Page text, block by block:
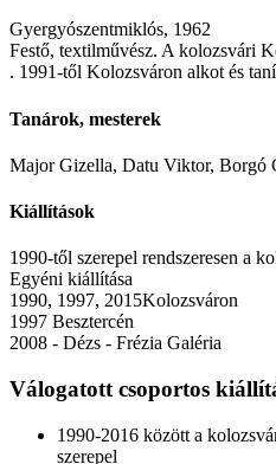
Gyergyószentmiklós, 1962
Festő, textilművész. A kolozsvári
. 1991-től Kolozsváron alkot és
Tanárok, mesterek
Major Gizella, Datu Viktor, Borgó
Kiállítások
1990-től szerepel rendszeresen a
Egyéni kiállítása
1990, 1997, 2015Kolozsváron
1997 Besztercén
2008 - Dézs - Frézia Galéria
Válogatott csoportos
1990-2016 között a
szerepel